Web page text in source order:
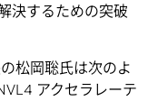
決するための突破
松岡聡氏は次のよ
アクセラレーテ